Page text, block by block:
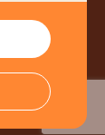
J. Jasinskio